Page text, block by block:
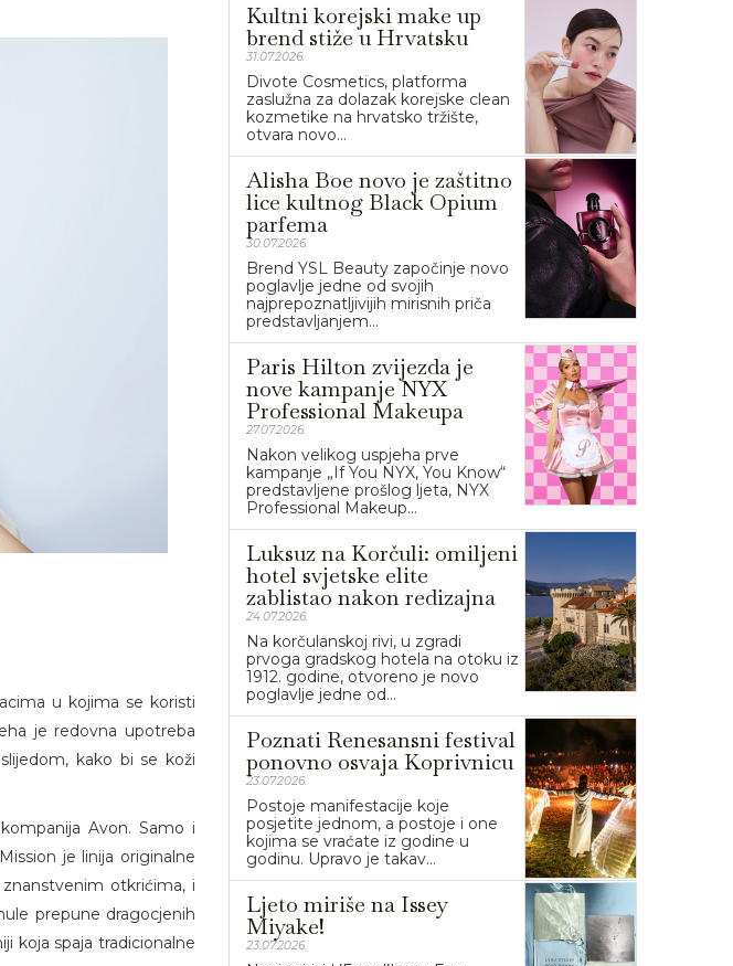
u kojima se koristi
je redovna upotreba
kako bi se koži
Avon. Samo i
je linija originalne
otkrićima, i
prepune dragocjenih
koja spaja tradicionalne
Kultni korejski make up
brend stiže u Hrvatsku
31.07.2026.
Divote Cosmetics, platforma
zaslužna za dolazak korejske clean
kozmetike na hrvatsko tržište,
otvara novo...
Alisha Boe novo je zaštitno
lice kultnog Black Opium
parfema
30.07.2026.
Brend YSL Beauty započinje novo
poglavlje jedne od svojih
najprepoznatljivijih mirisnih priča
predstavljanjem...
Paris Hilton zvijezda je
nove kampanje NYX
Professional Makeupa
27.07.2026.
Nakon velikog uspjeha prve
kampanje „If You NYX, You Know“
predstavljene prošlog ljeta, NYX
Professional Makeup...
Luksuz na Korčuli: omiljeni
hotel svjetske elite
zablistao nakon redizajna
24.07.2026.
Na korčulanskoj rivi, u zgradi
prvoga gradskog hotela na otoku iz
1912. godine, otvoreno je novo
poglavlje jedne od...
Poznati Renesansni festival
ponovno osvaja Koprivnicu
23.07.2026.
Postoje manifestacije koje
posjetite jednom, a postoje i one
kojima se vraćate iz godine u
godinu. Upravo je takav...
Ljeto miriše na Issey
Miyake!
23.07.2026.